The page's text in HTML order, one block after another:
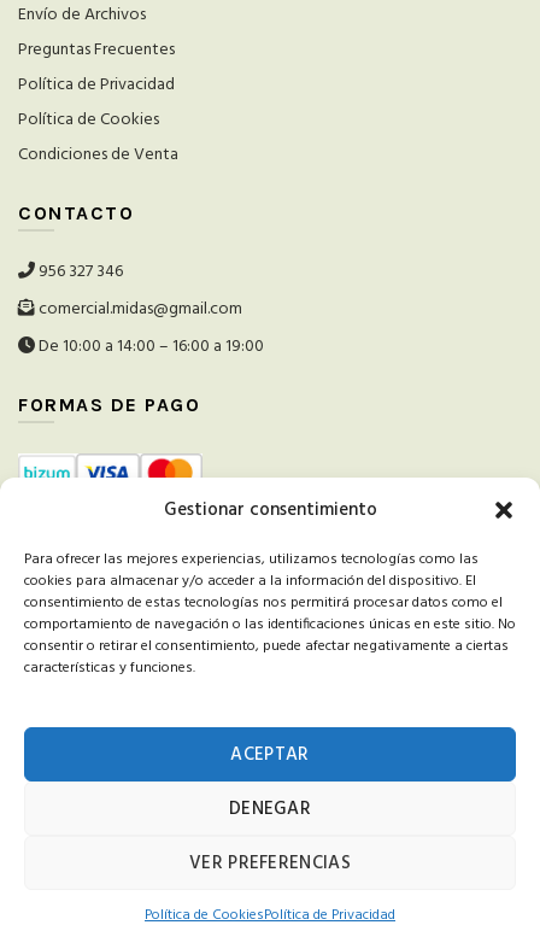
Gestionar consentimiento
Para ofrecer las mejores experiencias, utilizamos tecnologías como las
cookies para almacenar y/o acceder a la información del dispositivo. El
consentimiento de estas tecnologías nos permitirá procesar datos como el
comportamiento de navegación o las identificaciones únicas en este sitio. No
consentir o retirar el consentimiento, puede afectar negativamente a ciertas
características y funciones.
ACEPTAR
DENEGAR
VER PREFERENCIAS
Polí­tica de CookiesPolí­tica de Privacidad
Envío de Archivos
Preguntas Frecuentes
Política de Privacidad
Política de Cookies
Condiciones de Venta
CONTACTO
956 327 346
comercial.midas@gmail.com
De 10:00 a 14:00 – 16:00 a 19:00
FORMAS DE PAGO
Se ha recibido un incentivo de la Agencia de Innovación y Desarrollo de Andalucía IDEA, de la
Junta de Andalucía, por un importe de 61.065,32 euros, cofinanciado en un 80% por la Unión
Europea a través del Fondo Europeo de Desarrollo Regional, FEDER para la realización del
proyecto ‘Mejora de competitividad productiva en nuevo emplazamiento y aumento de
capacidad productiva para actividad de impresión y artes gráficas’, con el objetivo de ‘Conseguir
Andalucía FEDER 2021-2027 para Proyectos de Inversión de Crecimiento y Mejora de la